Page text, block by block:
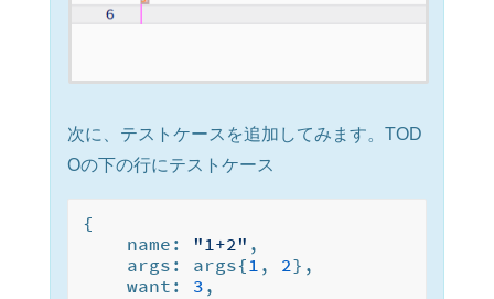
次に、テストケースを追加してみます。TOD
Oの下の行にテストケース
{
	name:
"1+2" ,
	args: args{
1 , 2},
	want:
3 ,